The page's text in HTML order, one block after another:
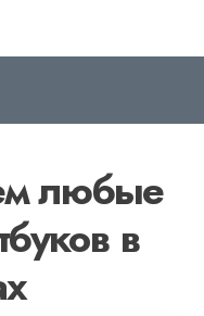
любые
в